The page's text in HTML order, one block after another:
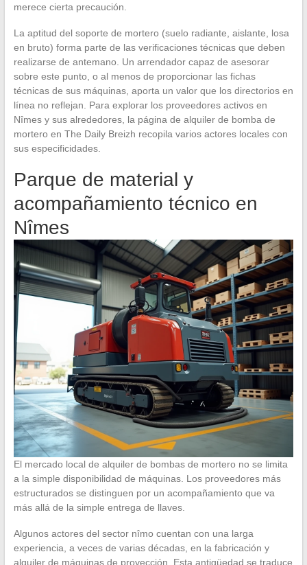
merece cierta precaución.
La aptitud del soporte de mortero (suelo radiante, aislante, losa
en bruto) forma parte de las verificaciones técnicas que deben
realizarse de antemano. Un arrendador capaz de asesorar
sobre este punto, o al menos de proporcionar las fichas
técnicas de sus máquinas, aporta un valor que los directorios en
línea no reflejan. Para explorar los proveedores activos en
Nîmes y sus alrededores, la página de alquiler de bomba de
mortero en The Daily Breizh recopila varios actores locales con
sus especificidades.
Parque de material y
acompañamiento técnico en
Nîmes
El mercado local de alquiler de bombas de mortero no se limita
a la simple disponibilidad de máquinas. Los proveedores más
estructurados se distinguen por un acompañamiento que va
más allá de la simple entrega de llaves.
Algunos actores del sector nîmo cuentan con una larga
experiencia, a veces de varias décadas, en la fabricación y
alquiler de máquinas de proyección. Esta antigüedad se traduce